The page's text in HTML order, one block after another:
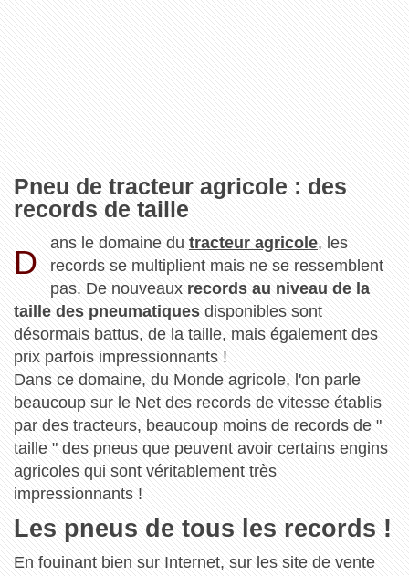
Pneu de tracteur agricole : des
records de taille
D
ans le domaine dutracteur agricole, les
records se multiplient mais ne se ressemblent
pas. De nouveaux records au niveau de la
taille des pneumatiquesdisponibles sont
désormais battus, de la taille, mais également des
prix parfois impressionnants !
Dans ce domaine, du Monde agricole, l'on parle
beaucoup sur le Net des records de vitesse établis
par des tracteurs, beaucoup moins de records de "
taille " des pneus que peuvent avoir certains engins
agricoles qui sont véritablement très
impressionnants !
Les pneus de tous les records !
En fouinant bien sur Internet, sur les site de vente